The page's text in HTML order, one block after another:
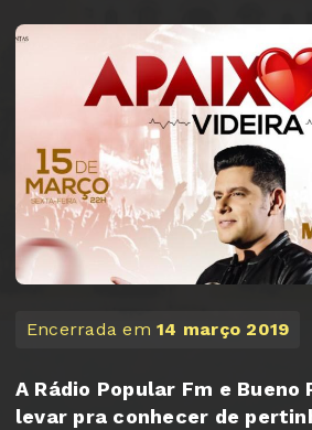
Encerrada em14 março 2019
A Rádio Popular Fm e
levar pra conhecer de